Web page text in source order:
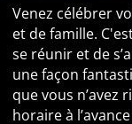
Venez célébrer
et de famille.
se réunir et de
une façon
que vous n’avez
horaire à l’avance